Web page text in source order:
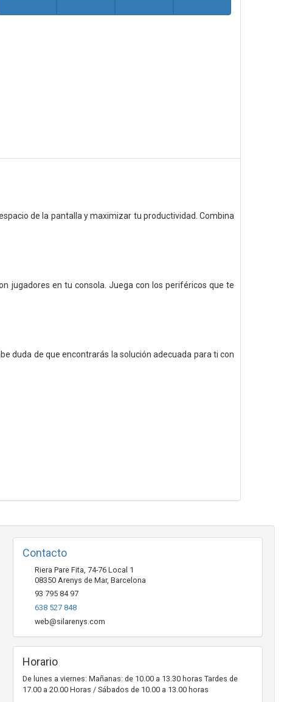
de la pantalla y maximizar tu productividad. Combina
jugadores en tu consola. Juega con los periféricos que te
duda de que encontrarás la solución adecuada para ti con
Contacto
Riera Pare Fita, 74-76 Local 1
08350 Arenys de Mar, Barcelona
93 795 84 97
638 527 848
web@silarenys.com
Horario
De lunes a viernes: Mañanas: de 10.00 a 13.30 horas Tardes de
17.00 a 20.00 Horas / Sábados de 10.00 a 13.00 horas